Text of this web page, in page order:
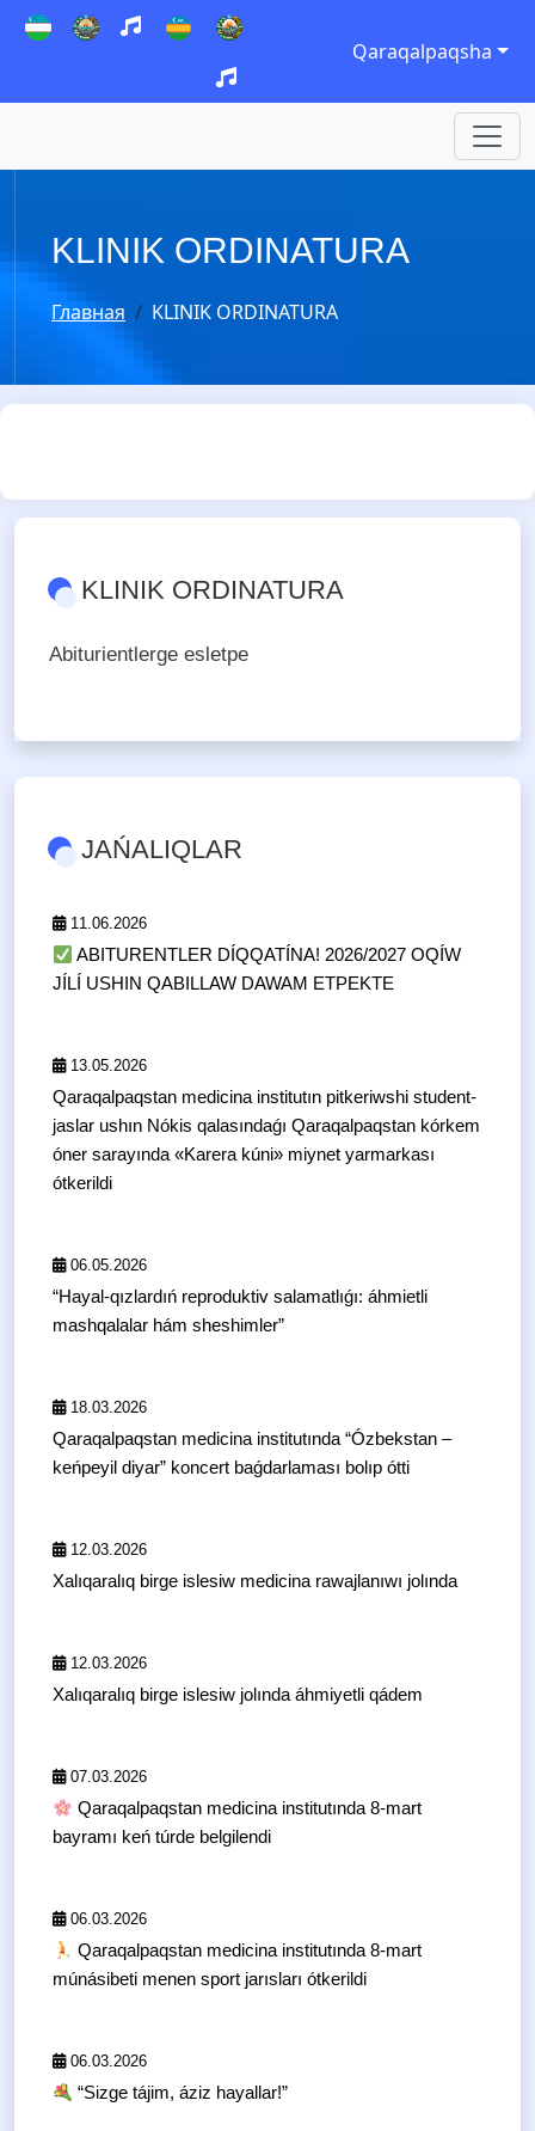
Qaraqalpaqsha
KLINIK ORDINATURA
Главная KLINIK ORDINATURA
KLINIK ORDINATURA
Abiturientlerge esletpe
JAŃALIQLAR
11.06.2026
ABITURENTLER DÍQQATÍNA! 2026/2027 OQÍW
JÍLÍ USHIN QABILLAW DAWAM ETPEKTE
13.05.2026
Qaraqalpaqstan medicina institutın pitkeriwshi student-
jaslar ushın Nókis qalasındaǵı Qaraqalpaqstan kórkem
óner sarayında «Karera kúni» miynet yarmarkası
ótkerildi
06.05.2026
“Hayal-qızlardıń reproduktiv salamatlıǵı: áhmietli
mashqalalar hám sheshimler”
18.03.2026
Qaraqalpaqstan medicina institutında “Ózbekstan –
keńpeyil diyar” koncert baǵdarlaması bolıp ótti
12.03.2026
Xalıqaralıq birge islesiw medicina rawajlanıwı jolında
12.03.2026
Xalıqaralıq birge islesiw jolında áhmiyetli qádem
07.03.2026
Qaraqalpaqstan medicina institutında 8-mart
bayramı keń túrde belgilendi
06.03.2026
Qaraqalpaqstan medicina institutında 8-mart
múnásibeti menen sport jarısları ótkerildi
06.03.2026
“Sizge tájim, áziz hayallar!”